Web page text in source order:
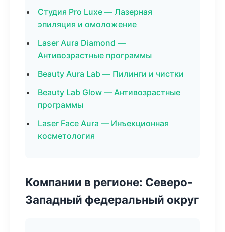
Студия Pro Luxe — Лазерная
эпиляция и омоложение
Laser Aura Diamond —
Антивозрастные программы
Beauty Aura Lab — Пилинги и чистки
Beauty Lab Glow — Антивозрастные
программы
Laser Face Aura — Инъекционная
косметология
Компании в регионе: Северо-
Западный федеральный округ